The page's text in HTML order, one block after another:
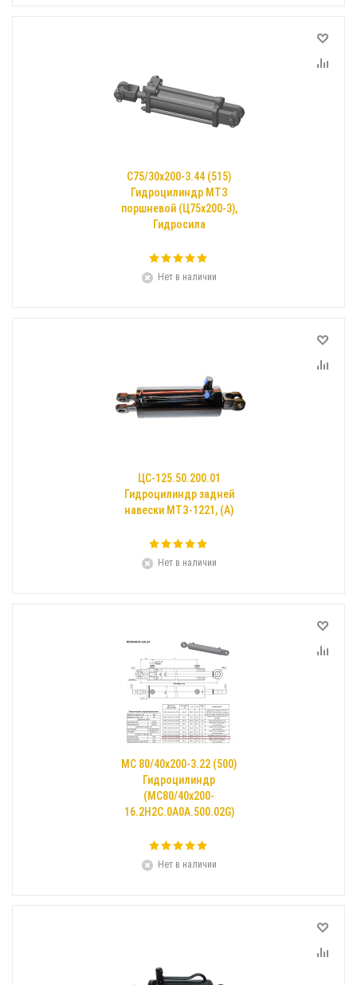
С75/30х200-3.44 (515)
Гидроцилиндр МТЗ
поршневой (Ц75х200-3),
Гидросила
Нет в наличии
ЦС-125.50.200.01
Гидроцилиндр задней
навески МТЗ-1221, (А)
Нет в наличии
МС 80/40х200-3.22 (500)
Гидроцилиндр
(МС80/40х200-
16.2Н2С.0А0А.500.02G)
Нет в наличии